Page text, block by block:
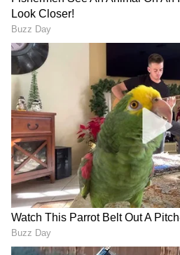
ಬೆಂಗಳೂರಿನ ಪಶ್ಚಿಮ ಮತ್ತು ಉತ್ತರ
ಪ್ರಯಾಣಿಕರಿಗೆ SMVT ನಿಲ್ದಾಣಕ್ಕೆ
ದೊಡ್ಡ ಸವಾಲಾಗಿದೆ. 'ನಗರದ
ನಿಲ್ದಾಣಕ್ಕೆ ಹೋಗಲು ಗಂಟೆಗಟ್ಟಲೆ
ಸಿಲುಕಬೇಕಾಗುತ್ತದೆ. ವಿಶೇಷವಾಗಿ
ಮುಂಜಾನೆ ರೈಲು
ಕೊರತೆಯಿಂದಾಗಿ ದುಬಾರಿ
ಅವಲಂಬಿಸಬೇಕಾಗುತ್ತದೆ,'
ಅಳಲು ತೋಡಿಕೊಂಡಿದ್ದಾರೆ.